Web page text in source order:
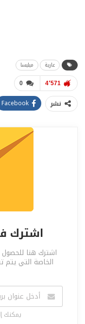
عارية ميليسا
0 4٬571
نشر Facebook
اشترك
اشترك هنا للحصول
الخاصة التي يتم
يمكنك